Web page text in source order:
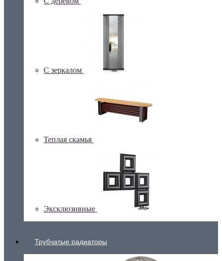
С зеркалом
Теплая скамья
Эксклюзивные
Трубчатые радиаторы